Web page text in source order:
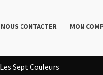
NOUS CONTACTER MON
Les Sept Couleurs